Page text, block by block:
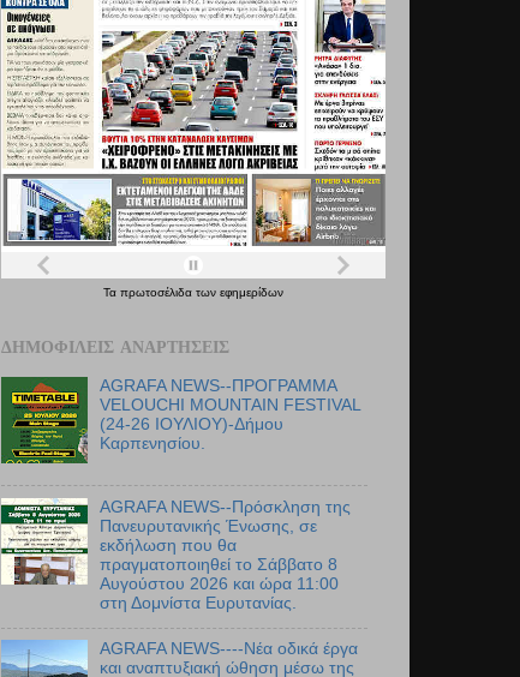
Τα πρωτοσέλιδα των εφημερίδων
ΔΗΜΟΦΙΛΕΊΣ ΑΝΑΡΤΉΣΕΙΣ
AGRAFA NEWS--ΠΡΟΓΡΑΜΜΑ
VELOUCHI MOUNTAIN FESTIVAL
(24-26 ΙΟΥΛΙΟΥ)-Δήμου
Καρπενησίου.
AGRAFA NEWS--Πρόσκληση της
Πανευρυτανικής Ένωσης, σε
εκδήλωση που θα
πραγματοποιηθεί το Σάββατο 8
Αυγούστου 2026 και ώρα 11:00
στη Δομνίστα Ευρυτανίας.
AGRAFA NEWS----Νέα οδικά έργα
και αναπτυξιακή ώθηση μέσω της